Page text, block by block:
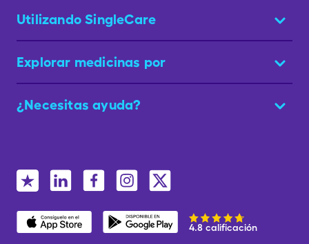
Utilizando SingleCare
Explorar medicinas por
¿Necesitas ayuda?
4.8 calificación